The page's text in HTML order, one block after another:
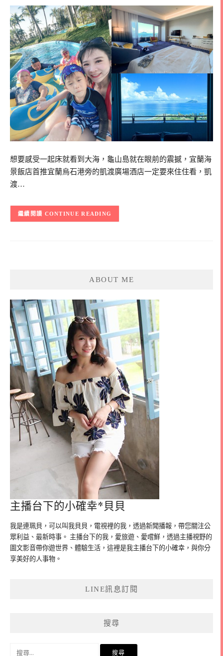
想要感受一起床就看到大海，龜山島就在眼前的震撼，宜蘭海
景飯店首推宜蘭烏石港旁的凱渡廣場酒店一定要來住住看，凱
渡…
CONTINUE READING
ABOUT ME
主播台下的小確幸*貝貝
我是連珮貝，可以叫我貝貝，電視裡的我，透過新聞播報，帶您關注公
眾利益、最新時事。 主播台下的我，愛旅遊、愛嚐鮮，透過主播視野的
圖文影音帶你遊世界、體驗生活，這裡是我主播台下的小確幸，與你分
享美好的人事物。
LINE訊息訂閱
搜尋